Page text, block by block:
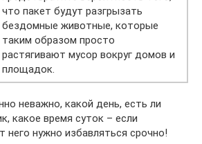
что пакет будут разгрызать
бездомные животные, которые
таким образом просто
растягивают мусор вокруг домов и
площадок.
неважно, какой день, есть ли
какое время суток – если
него нужно избавляться срочно!